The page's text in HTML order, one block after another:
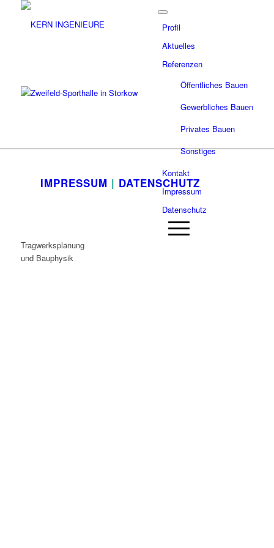
Profil
Aktuelles
Referenzen
Öffentliches Bauen
Gewerbliches Bauen
Privates Bauen
Sonstiges
Kontakt
Impressum
Datenschutz
IMPRESSUM | DATENSCHUTZ
Tragwerksplanung
und Bauphysik